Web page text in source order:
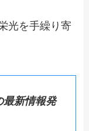
光を手繰り寄
新情報発